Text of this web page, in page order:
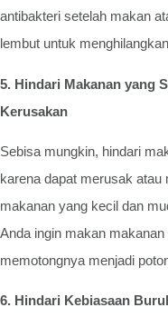
antibakteri setelah makan
lembut untuk
5. Hindari Makanan yang
Kerusakan
Sebisa mungkin, hindari
karena dapat merusak atau
makanan yang kecil dan
Anda ingin makan
memotongnya menjadi
6. Hindari Kebiasaan